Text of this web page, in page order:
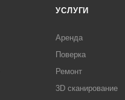
УСЛУГИ
Аренда
Поверка
Ремонт
3D сканирование